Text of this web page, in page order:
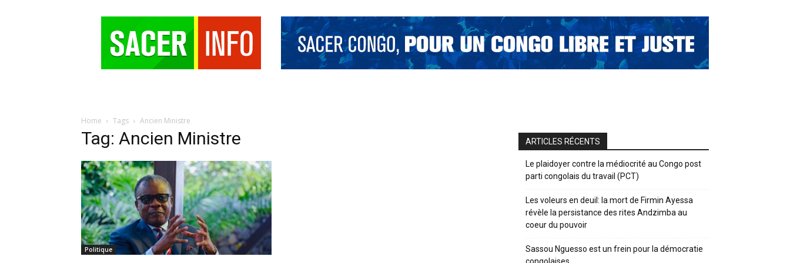
Home Tags Ancien Ministre
Tag: Ancien Ministre
Politique
ARTICLES RÉCENTS
Le plaidoyer contre la médiocrité au Congo post
parti congolais du travail (PCT)
Les voleurs en deuil: la mort de Firmin Ayessa
révèle la persistance des rites Andzimba au
coeur du pouvoir
Sassou Nguesso est un frein pour la démocratie